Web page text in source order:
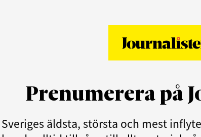
Prenumerera på
äldsta, största och mest